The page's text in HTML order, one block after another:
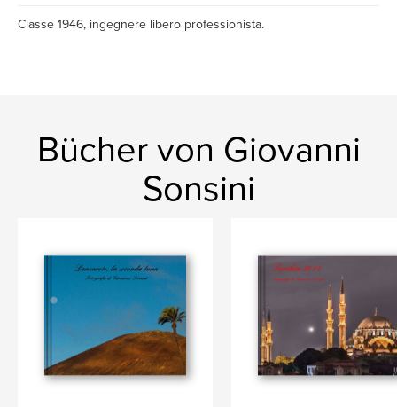
Classe 1946, ingegnere libero professionista.
Bücher von Giovanni
Sonsini